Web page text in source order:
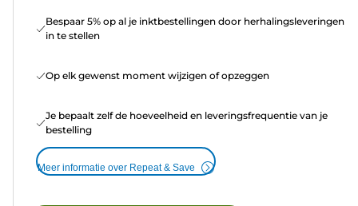
Bespaar 5% op al je inktbestellingen door herhalingsleveringen
in te stellen
Op elk gewenst moment wijzigen of opzeggen
Je bepaalt zelf de hoeveelheid en leveringsfrequentie van je
bestelling
Meer informatie over Repeat & Save